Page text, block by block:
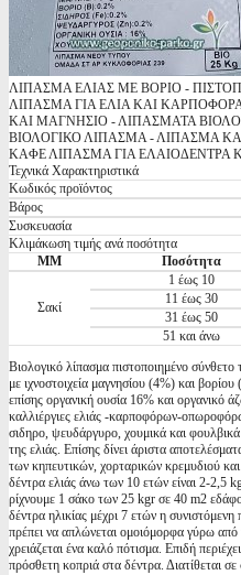
ΛΙΠΑΣΜΑ ΕΛΙΑΣ ΜΕ ΒΟΡΙΟ -
ΛΙΠΑΣΜΑ ΓΙΑ ΕΛΙΑ ΚΑΙ
ΚΑΙ ΜΑΓΝΗΣΙΟ - ΛΙΠΑΣΜΑΤΑ
ΒΙΟΛΟΓΙΚΟ ΛΙΠΑΣΜΑ - ΛΙΠΑΣΜΑ
ΚΑΦΕ ΛΙΠΑΣΜΑ ΓΙΑ ΕΛΑΙΟΔΕΝΤΡΑ
Τεχνικά Χαρακτηριστικά
Κωδικός προϊόντος
Βάρος
Συσκευασία
Κλιμάκωση τιμής ανά ποσότητα
ΜΜ
Ποσότητα
Σακί
1 έως 10
11 έως 30
31 έως 50
51 και άνω
Βιολογικό λίπασμα πιστοποιημένο
με ιχνοστοιχεία μαγνησίου (4%) και βορίου
επίσης οργανική ουσία 16% και οργανικό
καλλιέργιες ελιάς -καρποφόρων-
σιδηρο, ψευδάργυρο, χουμικά και
της ελιάς. Επίσης δίνει άριστα
των κηπευτικών, χορταρικών κρεμυδιού
δέντρα ελιάς άνω των 10 ετών είναι 2-2,5
ρίχνουμε 1 σάκο των 25 kgr σε 40 m2
δέντρα ηλικίας μέχρι 7 ετών η
πρέπει να απλώνεται ομοιόμορφα γύρω
χρειάζεται ένα καλό πότισμα. Επιδή
πρόσθετη κοπριά στα δέντρα. Διατίθεται